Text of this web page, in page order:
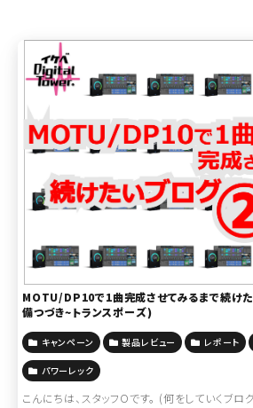
MOTU/DP10で1曲完成させてみるまで続け
備つづき~トランスポーズ)
キャンペーン 製品レビュー レポート
パワーレック
こんにちは、スタッフOです。 (何をしていくブ